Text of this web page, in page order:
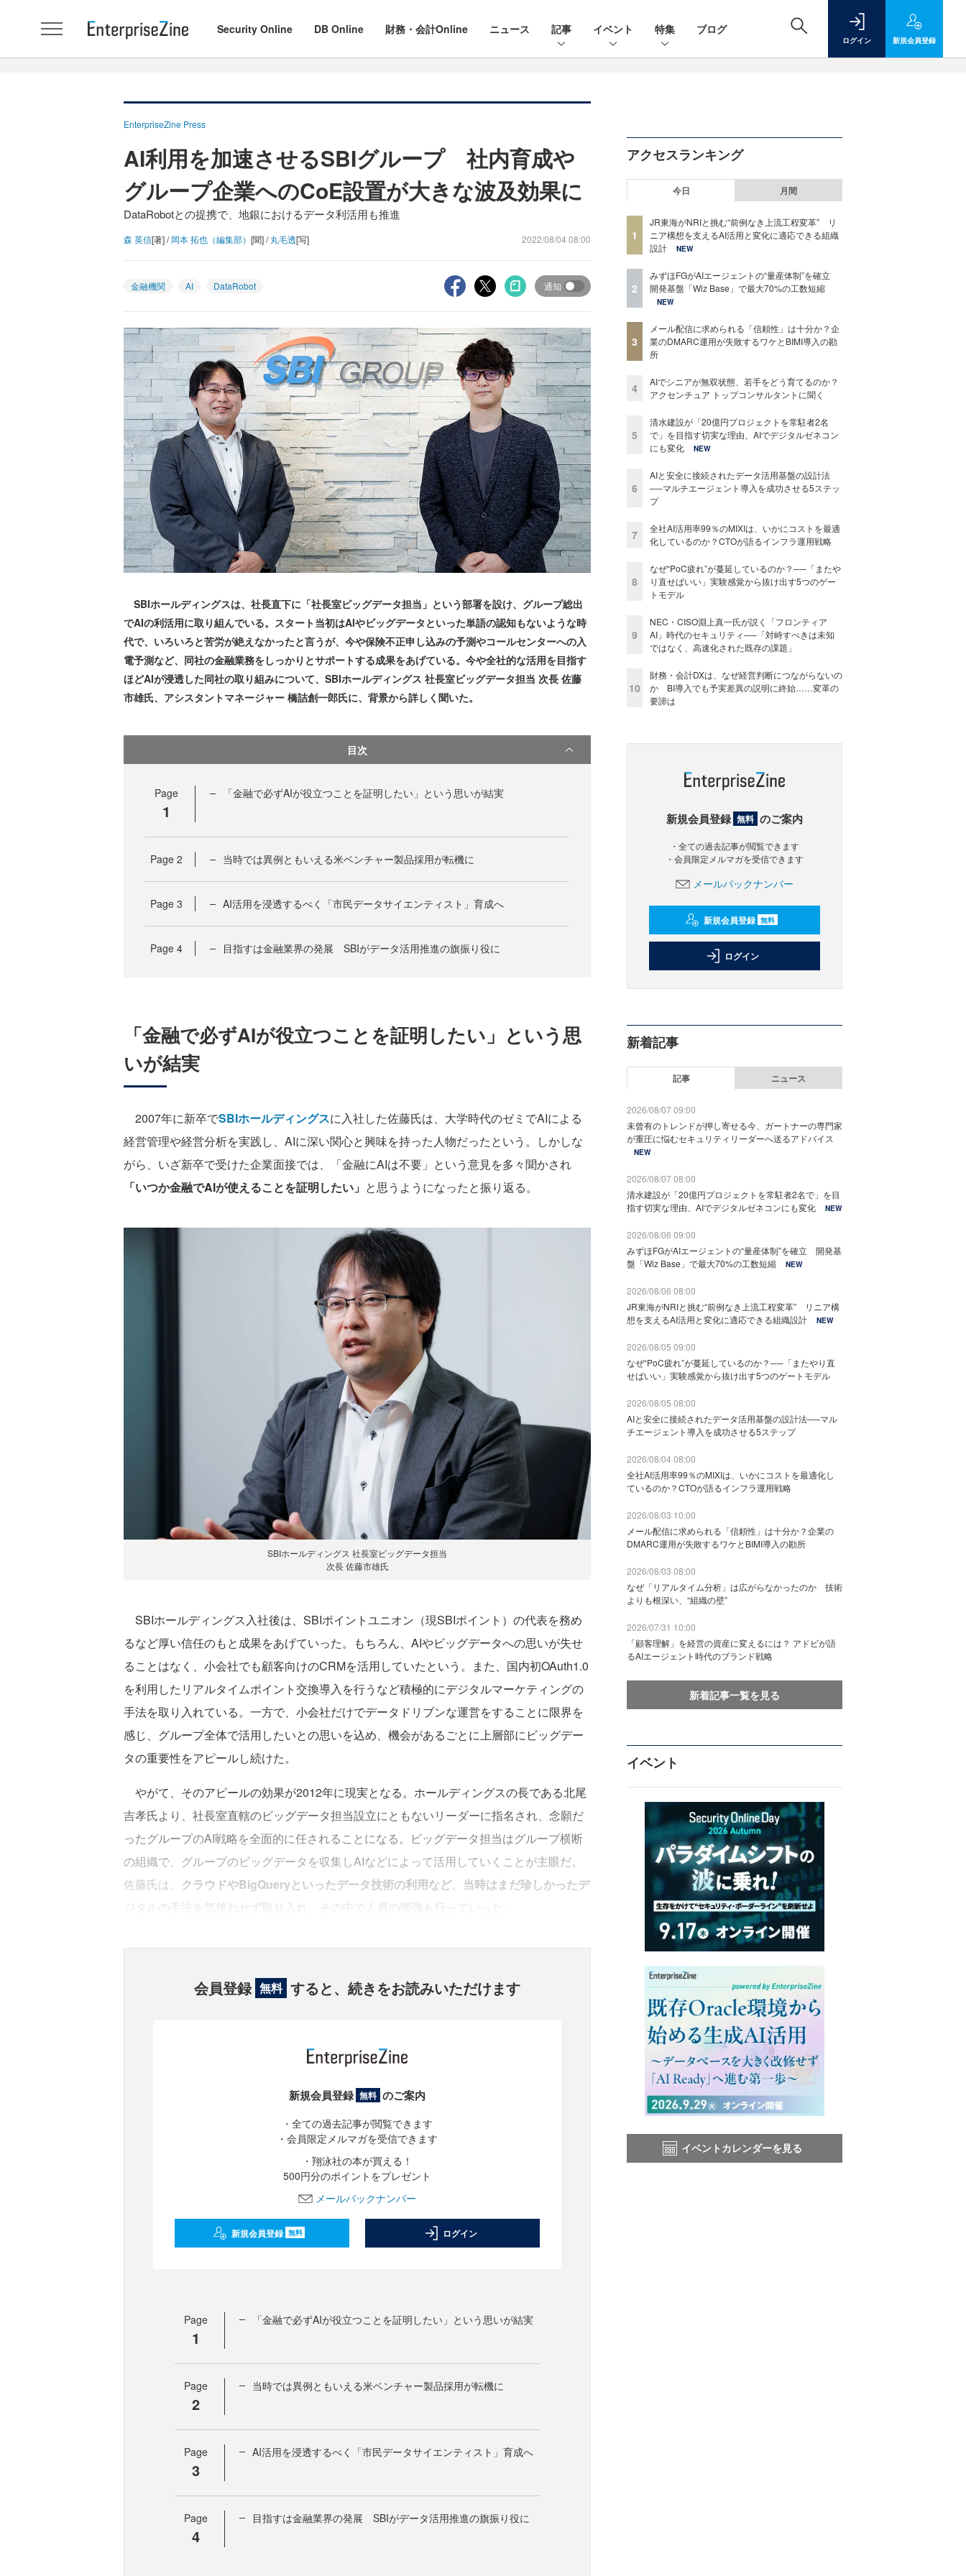
Security Online DB Online 財務・会計Online ニュース 記事 イベント 特集 ブログ
ログイン 新規会員登録
EnterpriseZine Press
AI利用を加速させるSBIグループ 社内育成や
グループ企業へのCoE設置が大きな波及効果に
DataRobotとの提携で、地銀におけるデータ利活用も推進
森 英信[著] /岡本 拓也（編集部） [聞] /丸毛透[写] 2022/08/04 08:00
金融機関 AI DataRobot 通知
SBIホールディングスは、社長直下に「社長室ビッグデータ担当」という部署を設け、グループ総出
でAIの利活用に取り組んでいる。スタート当初はAIやビッグデータといった単語の認知もないような時
代で、いろいろと苦労が絶えなかったと言うが、今や保険不正申し込みの予測やコールセンターへの入
電予測など、同社の金融業務をしっかりとサポートする成果をあげている。今や全社的な活用を目指す
ほどAIが浸透した同社の取り組みについて、SBIホールディングス 社長室ビッグデータ担当 次長 佐藤
市雄氏、アシスタントマネージャー 橋詰創一郎氏に、背景から詳しく聞いた。
目次
Page
1
「金融で必ずAIが役立つことを証明したい」という思いが結実
Page 2 当時では異例ともいえる米ベンチャー製品採用が転機に
Page 3 AI活用を浸透するべく「市民データサイエンティスト」育成へ
Page 4 目指すは金融業界の発展 SBIがデータ活用推進の旗振り役に
「金融で必ずAIが役立つことを証明したい」という思
いが結実
2007年に新卒でSBIホールディングスに入社した佐藤氏は、大学時代のゼミでAIによる
経営管理や経営分析を実践し、AIに深い関心と興味を持った人物だったという。しかしな
がら、いざ新卒で受けた企業面接では、「金融にAIは不要」という意見を多々聞かされ
「いつか金融でAIが使えることを証明したい」 と思うようになったと振り返る。
SBIホールディングス 社長室ビッグデータ担当
次長 佐藤市雄氏
SBIホールディングス入社後は、SBIポイントユニオン（現SBIポイント）の代表を務め
るなど厚い信任のもと成果をあげていった。もちろん、AIやビッグデータへの思いが失せ
ることはなく、小会社でも顧客向けのCRMを活用していたという。また、国内初OAuth1.0
を利用したリアルタイムポイント交換導入を行うなど積極的にデジタルマーケティングの
手法を取り入れている。一方で、小会社だけでデータドリブンな運営をすることに限界を
感じ、グループ全体で活用したいとの思いを込め、機会があるごとに上層部にビッグデー
タの重要性をアピールし続けた。
やがて、そのアピールの効果が2012年に現実となる。ホールディングスの長である北尾
吉孝氏より、社長室直轄のビッグデータ担当設立にともないリーダーに指名され、念願だ
ったグループのAI戦略を全面的に任されることになる。ビッグデータ担当はグループ横断
の組織で、グループのビッグデータを収集しAIなどによって活用していくことが主眼だ。
佐藤氏は、 クラウドやBigQueryといったデータ技術の利用など、当時はまだ珍しかったデ
会員登録 無料 すると、続きをお読みいただけます
新規会員登録 無料 のご案内
・全ての過去記事が閲覧できます
・会員限定メルマガを受信できます
・翔泳社の本が買える！
500円分のポイントをプレゼント
メールバックナンバー
新規会員登録 無料 ログイン
Page
1
「金融で必ずAIが役立つことを証明したい」という思いが結実
Page
2
当時では異例ともいえる米ベンチャー製品採用が転機に
Page
3
AI活用を浸透するべく「市民データサイエンティスト」育成へ
Page
4
目指すは金融業界の発展 SBIがデータ活用推進の旗振り役に
アクセスランキング
今日 月間
1
JR東海がNRIと挑む“前例なき上流工程変革” リ
ニア構想を支えるAI活用と変化に適応できる組織
設計
NEW
2
みずほFGがAIエージェントの“量産体制”を確立
開発基盤「Wiz Base」で最大70%の工数短縮
NEW
3
メール配信に求められる「信頼性」は十分か？企
業のDMARC運用が失敗するワケとBIMI導入の勘
所
4
AIでシニアが無双状態、若手をどう育てるのか？
アクセンチュア トップコンサルタントに聞く
5
清水建設が「20億円プロジェクトを常駐者2名
で」を目指す切実な理由、AIでデジタルゼネコン
にも変化
NEW
6
AIと安全に接続されたデータ活用基盤の設計法
──マルチエージェント導入を成功させる5ステッ
プ
7
全社AI活用率99％のMIXIは、いかにコストを最適
化しているのか？CTOが語るインフラ運用戦略
8
なぜ“PoC疲れ”が蔓延しているのか？──「またや
り直せばいい」実験感覚から抜け出す5つのゲー
トモデル
9
NEC・CISO淵上真一氏が説く「フロンティア
AI」時代のセキュリティ──「対峙すべきは未知
ではなく、高速化された既存の課題」
10
財務・会計DXは、なぜ経営判断につながらないの
か BI導入でも予実差異の説明に終始……変革の
要諦は
新規会員登録 無料 のご案内
・全ての過去記事が閲覧できます
・会員限定メルマガを受信できます
メールバックナンバー
新規会員登録 無料
ログイン
新着記事
記事 ニュース
2026/08/07 09:00
未曾有のトレンドが押し寄せる今、ガートナーの専門家
が重圧に悩むセキュリティリーダーへ送るアドバイス
NEW
2026/08/07 08:00
清水建設が「20億円プロジェクトを常駐者2名で」を目
指す切実な理由、AIでデジタルゼネコンにも変化
NEW
2026/08/06 09:00
みずほFGがAIエージェントの“量産体制”を確立 開発基
盤「Wiz Base」で最大70%の工数短縮
NEW
2026/08/06 08:00
JR東海がNRIと挑む“前例なき上流工程変革” リニア構
想を支えるAI活用と変化に適応できる組織設計
NEW
2026/08/05 09:00
なぜ“PoC疲れ”が蔓延しているのか？──「またやり直
せばいい」実験感覚から抜け出す5つのゲートモデル
2026/08/05 08:00
AIと安全に接続されたデータ活用基盤の設計法──マル
チエージェント導入を成功させる5ステップ
2026/08/04 08:00
全社AI活用率99％のMIXIは、いかにコストを最適化し
ているのか？CTOが語るインフラ運用戦略
2026/08/03 10:00
メール配信に求められる「信頼性」は十分か？企業の
DMARC運用が失敗するワケとBIMI導入の勘所
2026/08/03 08:00
なぜ「リアルタイム分析」は広がらなかったのか 技術
よりも根深い、“組織の壁”
2026/07/31 10:00
「顧客理解」を経営の資産に変えるには？ アドビが語
るAIエージェント時代のブランド戦略
新着記事一覧を見る
イベント
イベントカレンダーを見る